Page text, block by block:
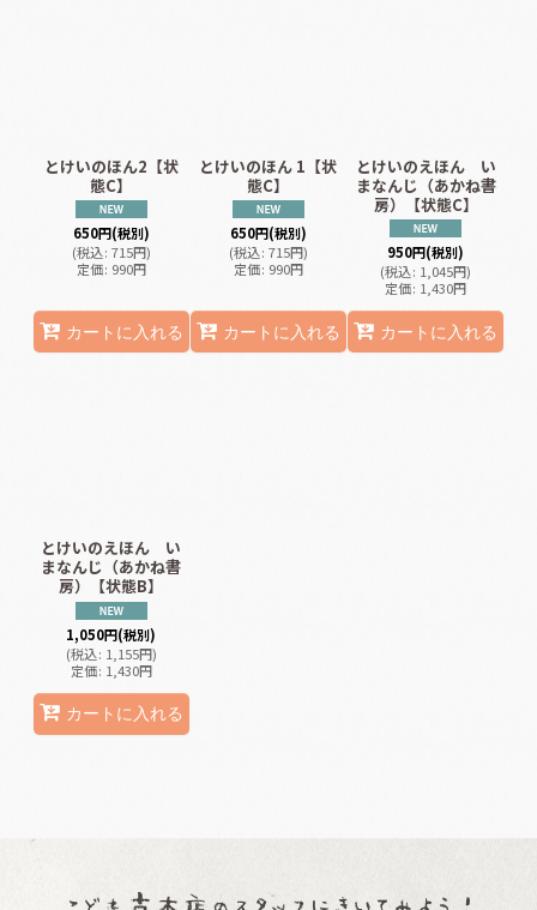
とけいのほん2【状
態C】
650円(税別)
(税込: 715円)
定価: 990円
カートに入れる
とけいのほん 1【状
態C】
650円(税別)
(税込: 715円)
定価: 990円
カートに入れる
とけいのえほん い
まなんじ（あかね書
房）【状態C】
950円(税別)
(税込: 1,045円)
定価: 1,430円
カートに入れる
とけいのえほん い
まなんじ（あかね書
房）【状態B】
1,050円(税別)
(税込: 1,155円)
定価: 1,430円
カートに入れる